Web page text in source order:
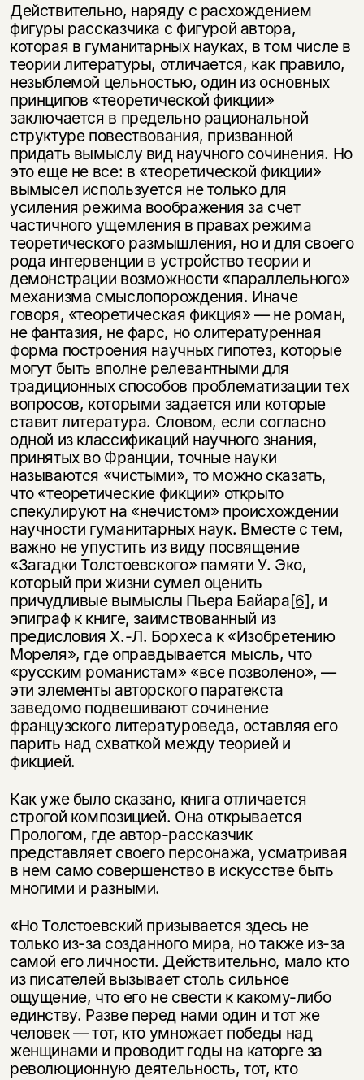
Действительно, наряду с расхождением
фигуры рассказчика с фигурой автора,
которая в гуманитарных науках, в том числе в
теории литературы, отличается, как правило,
незыблемой цельностью, один из основных
принципов «теоретической фикции»
заключается в предельно рациональной
структуре повествования, призванной
придать вымыслу вид научного сочинения. Но
это еще не все: в «теоретической фикции»
вымысел используется не только для
усиления режима воображения за счет
частичного ущемления в правах режима
теоретического размышления, но и для своего
рода интервенции в устройство теории и
демонстрации возможности «параллельного»
механизма смыслопорождения. Иначе
говоря, «теоретическая фикция» — не роман,
не фантазия, не фарс, но олитературенная
форма построения научных гипотез, которые
могут быть вполне релевантными для
традиционных способов проблематизации тех
вопросов, которыми задается или которые
ставит литература. Словом, если согласно
одной из классификаций научного знания,
принятых во Франции, точные науки
называются «чистыми», то можно сказать,
что «теоретические фикции» открыто
спекулируют на «нечистом» происхождении
научности гуманитарных наук. Вместе с тем,
важно не упустить из виду посвящение
«Загадки Толстоевского» памяти У. Эко,
который при жизни сумел оценить
причудливые вымыслы Пьера Байара[6], и
эпиграф к книге, заимствованный из
предисловия Х.-Л. Борхеса к «Изобретению
Мореля», где оправдывается мысль, что
«русским романистам» «все позволено», —
эти элементы авторского паратекста
заведомо подвешивают сочинение
французского литературоведа, оставляя его
парить над схваткой между теорией и
фикцией.
Как уже было сказано, книга отличается
строгой композицией. Она открывается
Прологом, где автор-рассказчик
представляет своего персонажа, усматривая
в нем само совершенство в искусстве быть
многими и разными.
«Но Толстоевский призывается здесь не
только из-за созданного мира, но также из-за
самой его личности. Действительно, мало кто
из писателей вызывает столь сильное
ощущение, что его не свести к какому-либо
единству. Разве перед нами один и тот же
человек — тот, кто умножает победы над
женщинами и проводит годы на каторге за
революционную деятельность, тот, кто
Подписка на рассылку
Раз в неделю мы отправляем рассылку
о книгах и событиях «НЛО».
За подписку дарим промокод на
скидку 15%
Я соглашаюсь сПолитикой конфиденциальности
подписаться
Этой книги временно
нет в продаже.
Вы можете подписаться на
уведомления, и при поступлении книги
на склад получить письмо на указанный
электронный адрес.
Я соглашаюсь сПолитикой конфиденциальности
подписаться
Эта книга
несовершеннолетних
Скажите, пожалуйста,
вам уже исполнилось 18 лет?
да
нет, вернуться назад